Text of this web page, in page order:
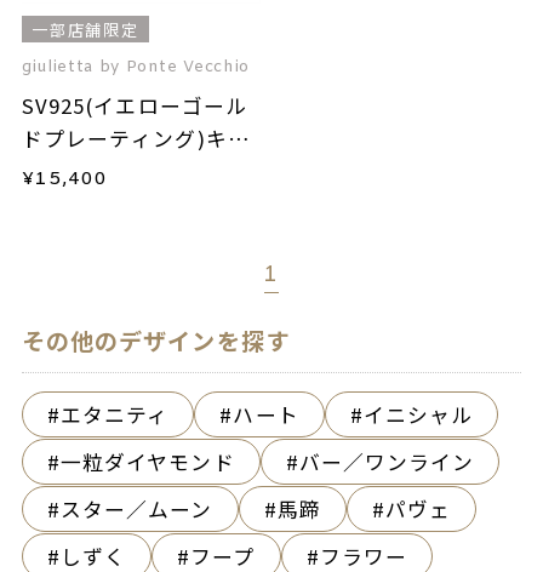
一部店舗限定
giulietta by Ponte Vecchio
SV925(イエローゴール
ドプレーティング)キュ
ービックジルコニアイ
¥15,400
1
その他のデザインを探す
エタニティ ハート
イニシャル
一粒ダイヤモンド
バー／ワンライン
スター／ムーン
馬蹄
パヴェ
しずく
フープ
フラワー